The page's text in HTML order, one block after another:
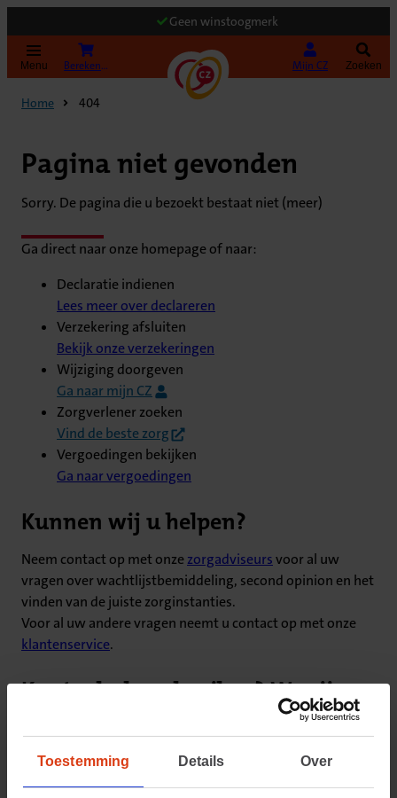
Toestemming Details Over
Geen winstoogmerk
Menu Bereken uw premie Mijn CZ Zoeken
Home 404
Pagina niet gevonden
Sorry. De pagina die u bezoekt bestaat niet (meer)
Ga direct naar onze homepage of naar:
Declaratie indienen
Lees meer over declareren
Verzekering afsluiten
Bekijk onze verzekeringen
Wijziging doorgeven
Ga naar mijn CZ
Zorgverlener zoeken
Vind de beste zorg(opent in nieuw tabblad)
Vergoedingen bekijken
Ga naar vergoedingen
Kunnen wij u helpen?
Neem contact op met onzezorgadviseursvoor al uw
vragen over wachtlijstbemiddeling, second opinion en het
vinden van de juiste zorginstanties.
Voor al uw andere vragen neemt u contact op met onze
klantenservice.
Kunt u hulp gebruiken? We zijn er
Chat of bel via de CZ app